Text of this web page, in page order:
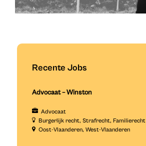
Recente Jobs
Advocaat – Winston
Advocaat
Burgerlijk recht Strafrecht Familierecht
Oost-Vlaanderen West-Vlaanderen